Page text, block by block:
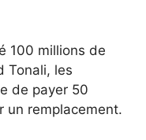
100 millions de
Tonali, les
de payer 50
un remplacement.